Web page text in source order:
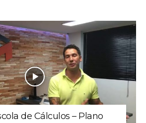
de Cálculos – Plano